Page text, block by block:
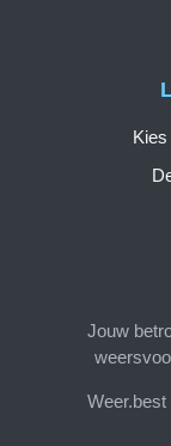
Jouw